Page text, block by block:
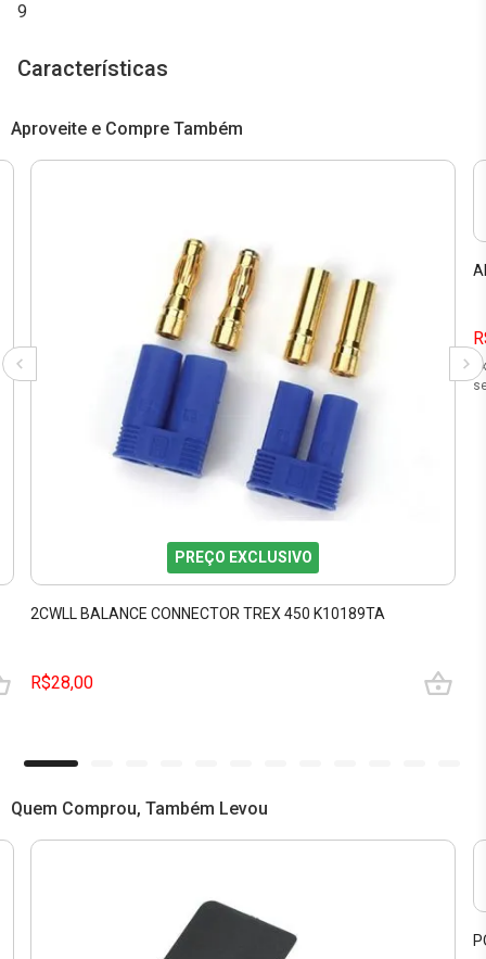
9
Características
Aproveite e Compre Também
PREÇO EXCLUSIVO
2CWLL BALANCE CONNECTOR TREX 450 K10189TA
R$28,00
Quem Comprou, Também Levou